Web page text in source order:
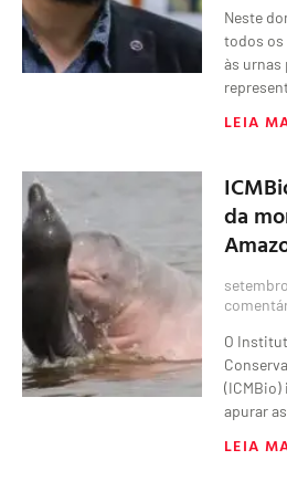
Neste
todos
às urnas
LEIA
da
O
(ICMBio)
apurar
LEIA